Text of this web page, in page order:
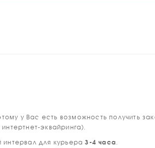
у Вас есть возможность получить
эквайринга).
для курьера3-4 часа